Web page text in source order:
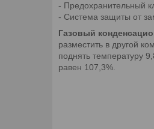
- Предохранительный
- Система защиты от
Газовый
разместить в другой
поднять температуру
равен 107,3%.